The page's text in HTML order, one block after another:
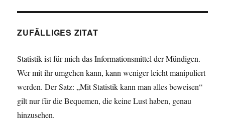
ZUFÄLLIGES ZITAT
Statistik ist für mich das Informationsmittel der Mündigen.
Wer mit ihr umgehen kann, kann weniger leicht manipuliert
werden. Der Satz: „Mit Statistik kann man alles beweisen“
gilt nur für die Bequemen, die keine Lust haben, genau
hinzusehen.